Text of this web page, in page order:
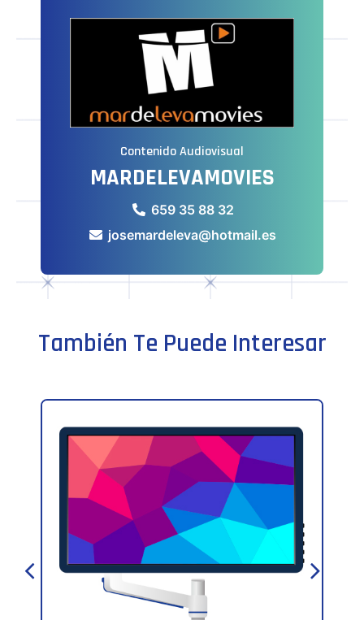
Contenido Audiovisual
MARDELEVAMOVIES
659 35 88 32
josemardeleva@hotmail.es
También Te Puede Interesar